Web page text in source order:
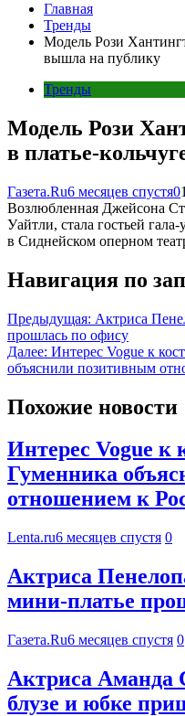
Главная
Тренды
Модель Рози
вышла на публику
Тренды
Модель Рози
в платье-
Газета.Ru6 месяцев спустя0
Возлюбленная Джейсона
Уайтли, стала гостьей
в Сиднейском оперном
Навигация по
Предыдущая: Актриса
прошлась по офису
Далее: Интерес Vogue к
объяснили позитивным
Похожие новости
Интерес Vogue к
Гуменника
отношением к
Lenta.ru6 месяцев спустя 0
Актриса
мини-платье
Газета.Ru6 месяцев спустя 0
Актриса Аманда
блузе и юбке